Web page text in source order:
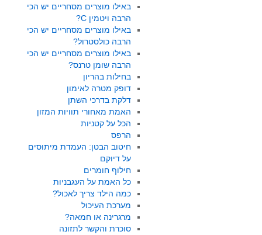
באילו מוצרים מסחריים יש הכי
הרבה ויטמין C?
באילו מוצרים מסחריים יש הכי
הרבה כולסטרול?
באילו מוצרים מסחריים יש הכי
הרבה שומן טרנס?
בחילות בהריון
דופק מטרה לאימון
דלקת בדרכי השתן
האמת מאחורי תוויות המזון
הכל על קטניות
הרפס
חיטוב הבטן: העמדת מיתוסים
על דיוקם
חילוף חומרים
כל האמת על העגבניות
כמה הילד צריך לאכול?
מערכת העיכול
מרגרינה או חמאה?
סוכרת והקשר לתזונה